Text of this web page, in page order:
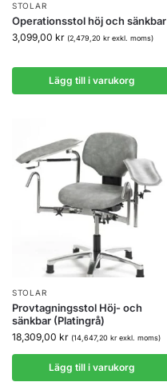
STOLAR
Operationsstol höj och sänkbar
3,099,00 kr (2,479,20 krexkl. moms)
Lägg till i varukorg
STOLAR
Provtagningsstol Höj- och
sänkbar (Platingrå)
18,309,00 kr (14,647,20 krexkl. moms)
Lägg till i varukorg